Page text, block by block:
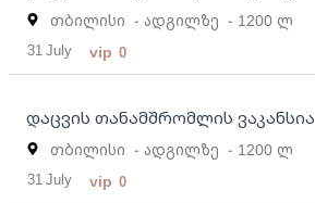
თბილისი - ადგილზე - 1200 ლ
31 July vip 0
დაცვის თანამშრომლის ვაკანსია
თბილისი - ადგილზე - 1200 ლ
31 July vip 0